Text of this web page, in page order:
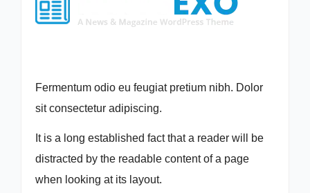
Fermentum odio eu feugiat pretium nibh. Dolor
sit consectetur adipiscing.
It is a long established fact that a reader will be
distracted by the readable content of a page
when looking at its layout.